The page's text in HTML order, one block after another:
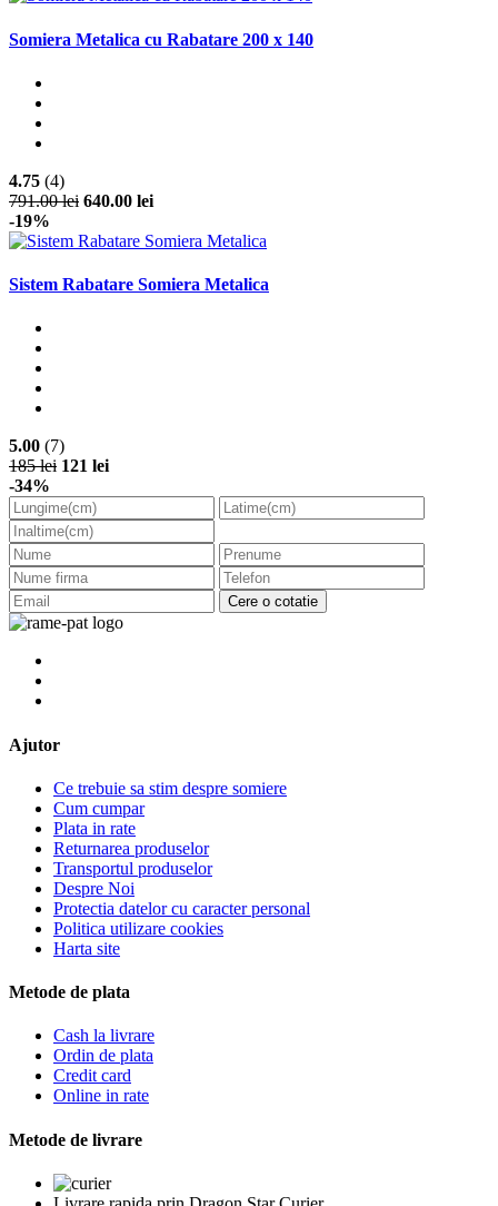
Somiera Metalica cu Rabatare 200 x 140
4.75 (4)
791.00 lei 640.00 lei
-19%
Sistem Rabatare Somiera Metalica
5.00 (7)
185 lei 121 lei
-34%
Cere o cotatie
Ajutor
Ce trebuie sa stim despre somiere
Cum cumpar
Plata in rate
Returnarea produselor
Transportul produselor
Despre Noi
Protectia datelor cu caracter personal
Politica utilizare cookies
Harta site
Metode de plata
Cash la livrare
Ordin de plata
Credit card
Online in rate
Metode de livrare